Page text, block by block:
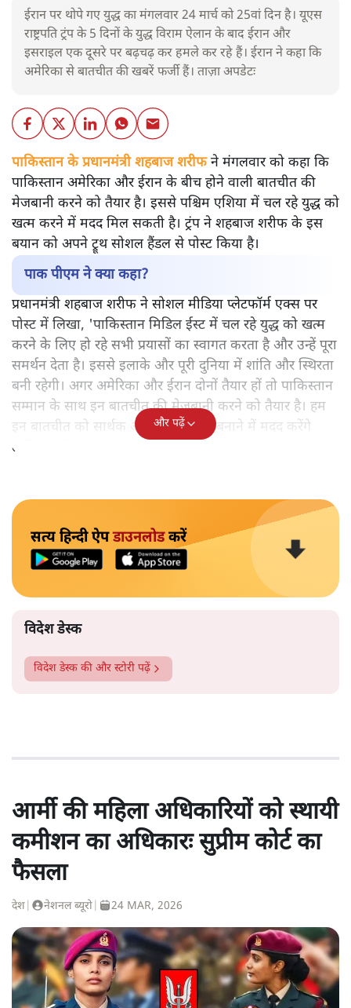
ईरान पर थोपे गए युद्ध का मंगलवार 24 मार्च को 25वां दिन है। यूएस
राष्ट्रपति ट्रंप के 5 दिनों के युद्ध विराम ऐलान के बाद ईरान और
इसराइल एक दूसरे पर बढ़चढ़ कर हमले कर रहे हैं। ईरान ने कहा कि
अमेरिका से बातचीत की खबरें फर्जी हैं। ताज़ा अपडेटः
पाकिस्तान के प्रधानमंत्री शहबाज शरीफने मंगलवार को कहा कि
पाकिस्तान अमेरिका और ईरान के बीच होने वाली बातचीत की
मेजबानी करने को तैयार है। इससे पश्चिम एशिया में चल रहे युद्ध को
खत्म करने में मदद मिल सकती है। ट्रंप ने शहबाज शरीफ के इस
बयान को अपने ट्रूथ सोशल हैंडल से पोस्ट किया है।
पाक पीएम ने क्या कहा?
प्रधानमंत्री शहबाज शरीफ ने सोशल मीडिया प्लेटफॉर्म एक्स पर
पोस्ट में लिखा, 'पाकिस्तान मिडिल ईस्ट में चल रहे युद्ध को खत्म
करने के लिए हो रहे सभी प्रयासों का स्वागत करता है और उन्हें पूरा
समर्थन देता है। इससे इलाके और पूरी दुनिया में शांति और स्थिरता
बनी रहेगी। अगर अमेरिका और ईरान दोनों तैयार हों तो पाकिस्तान
सम्मान के साथ इन बातचीत की मेजबानी करने को तैयार है। हम
इन बातचीत को सार्थक और नतीजे वाली बनाने में मदद करेंगे
ताकि पूरे विवाद का हल निकल सके।'
और पढ़ें
सत्य हिन्दी ऐपडाउनलोडकरें
विदेश डेस्क
विदेश डेस्क की और स्टोरी पढ़ें
आर्मी की महिला अधिकारियों को स्थायी
कमीशन का अधिकारः सुप्रीम कोर्ट का
फैसला
देश नेशनल ब्यूरो 24 MAR, 2026